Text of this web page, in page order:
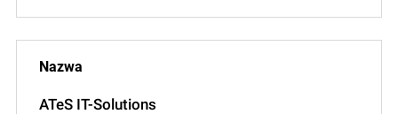
ATeS IT-Solutions